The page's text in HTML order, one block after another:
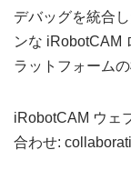
デバッグを統合
ンな iRobotCAM
ラットフォーム
iRobotCAM ウェ
合わせ: